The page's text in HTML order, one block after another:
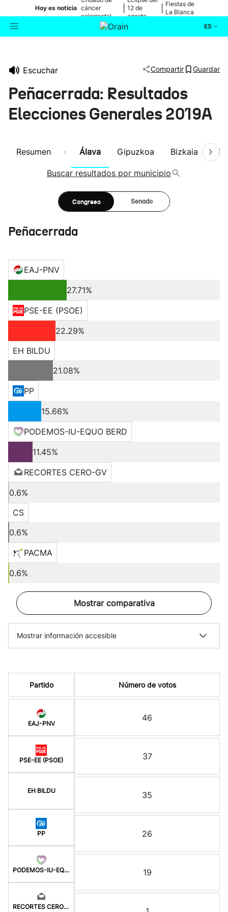
Hoy es noticia cáncer
colorrectal
12 de
agosto
Fiestas de
La Blanca
ES
Escuchar Compartir Guardar
Peñacerrada: Resultados
Elecciones Generales 2019A
Resumen Álava Gipuzkoa Bizkaia
Buscar resultados por municipio
Congreso Senado
Peñacerrada
EAJ-PNV
27.71%
PSE-EE (PSOE)
22.29%
EH BILDU
21.08%
PP
15.66%
PODEMOS-IU-EQUO BERD
11.45%
RECORTES CERO-GV
0.6%
CS
0.6%
PACMA
0.6%
Mostrar comparativa
Mostrar información accesible
Partido
EAJ-PNV
PSE-EE (PSOE)
EH BILDU
PP
PODEMOS-IU-EQUO BERD
RECORTES CERO-GV
Número de votos
46
37
35
26
19